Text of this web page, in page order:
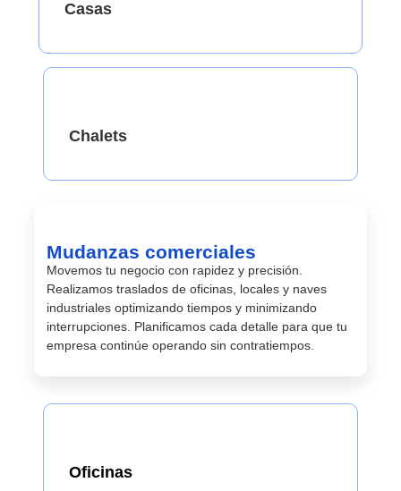
Casas
Chalets
Mudanzas comerciales
Movemos tu negocio con rapidez y precisión.
Realizamos traslados de oficinas, locales y naves
industriales optimizando tiempos y minimizando
interrupciones. Planificamos cada detalle para que tu
empresa continúe operando sin contratiempos.
Oficinas